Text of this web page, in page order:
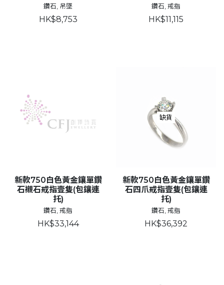
鑽石, 吊墜
HK$8,753
鑽石, 戒指
HK$11,115
新款750白色黃金鑲單鑽
石襯石戒指壹隻(包鑲連
托)
鑽石, 戒指
HK$33,144
缺貨
新款750白色黃金鑲單鑽
石四爪戒指壹隻(包鑲連
托)
鑽石, 戒指
HK$36,392